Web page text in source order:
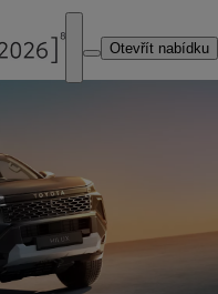
Otevřít nabídku